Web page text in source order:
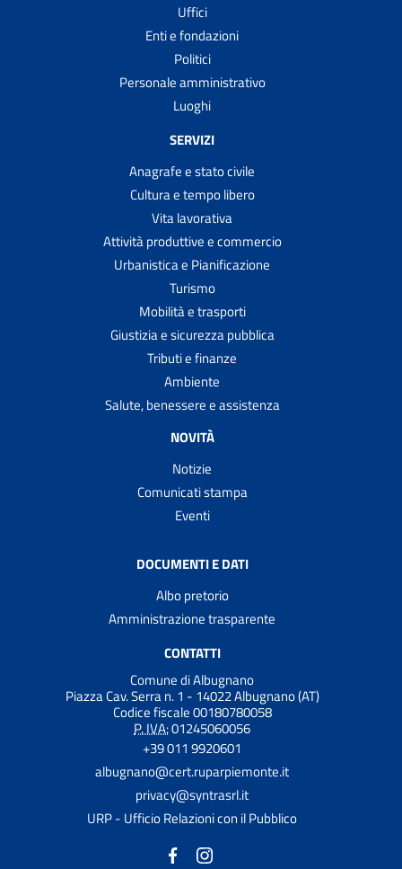
Uffici
Enti e fondazioni
Politici
Personale amministrativo
Luoghi
SERVIZI
Anagrafe e stato civile
Cultura e tempo libero
Vita lavorativa
Attività produttive e commercio
Urbanistica e Pianificazione
Turismo
Mobilità e trasporti
Giustizia e sicurezza pubblica
Tributi e finanze
Ambiente
Salute, benessere e assistenza
NOVITÀ
Notizie
Comunicati stampa
Eventi
DOCUMENTI E DATI
Albo pretorio
Amministrazione trasparente
CONTATTI
Comune di Albugnano
Piazza Cav. Serra n. 1 - 14022 Albugnano (AT)
Codice fiscale 00180780058
P. IVA:01245060056
+39 011 9920601
albugnano@cert.ruparpiemonte.it
privacy@syntrasrl.it
URP - Ufficio Relazioni con il Pubblico